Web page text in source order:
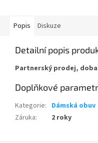
Popis Diskuze
Detailní popis
Partnerský prodej,
Doplňkové
Kategorie: Dámská obuv
Záruka: 2 roky